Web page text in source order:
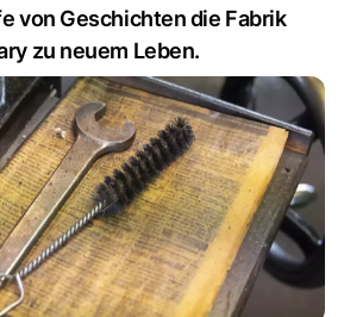
von Geschichten die Fabrik
zu neuem Leben.